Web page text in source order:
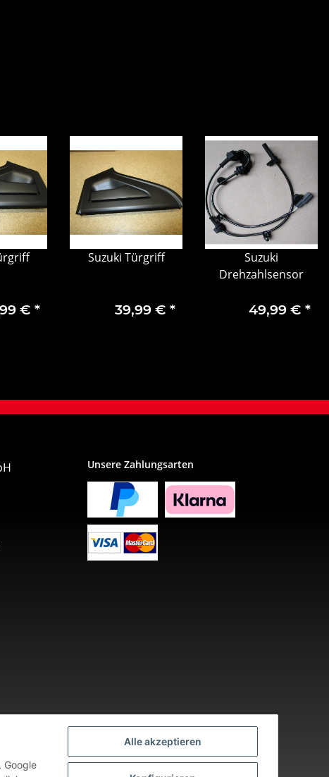
Alle akzeptieren
Google
€ *
Suzuki Türgriff
39,99 € *
Suzuki
Drehzahlsensor
49,99 € *
Unsere Zahlungsarten